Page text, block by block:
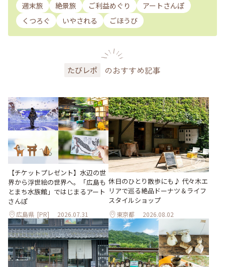
週末旅 絶景旅 ご利益めぐり
アートさんぽ
くつろぐ
いやされる ごほうび
たびレポ のおすすめ記事
【チケットプレゼント】水辺の世
界から浮世絵の世界へ。「広島も
とまち水族館」ではじまるアート
さんぽ
広島県 [PR] 2026.07.31
休日のひとり散歩にも♪ 代々木エ
リアで巡る絶品ドーナツ＆ライフ
スタイルショップ
東京都 2026.08.02